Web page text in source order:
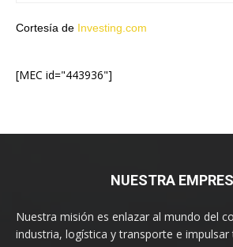
Cortesía de Investing.com
[MEC id="443936"]
NUESTRA
Nuestra misión es enlazar al mundo del
industria, logística y transporte e impulsar